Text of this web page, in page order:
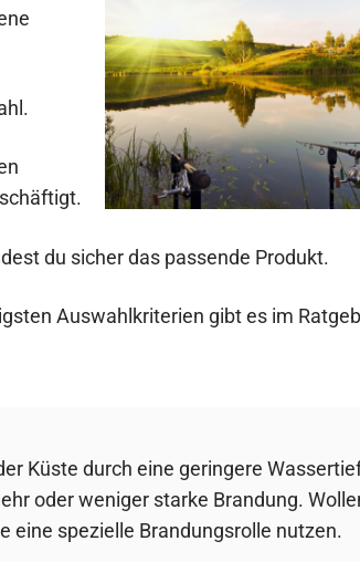
du sicher das passende Produkt.
Auswahlkriterien gibt es im
Küste durch eine geringere
oder weniger starke Brandung.
eine spezielle Brandungsrolle nutzen.